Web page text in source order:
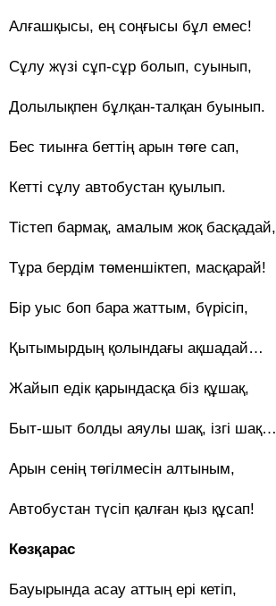
Алғашқысы, ең соңғысы бұл емес!
Сұлу жүзі сұп-сұр болып, суынып,
Долылықпен бұлқан-талқан буынып.
Бес тиынға беттің арын төге сап,
Кетті сұлу автобустан қуылып.
Тістеп бармақ, амалым жоқ басқадай,
Тұра бердім төменшіктеп, масқарай!
Бір уыс боп бара жаттым, бүрісіп,
Қытымырдың қолындағы ақшадай…
Жайып едік қарындасқа біз құшақ,
Быт-шыт болды аяулы шақ, ізгі шақ…
Арын сенің төгілмесін алтыным,
Автобустан түсіп қалған қыз құсап!
Көзқарас
Бауырында асау аттың ері кетіп,